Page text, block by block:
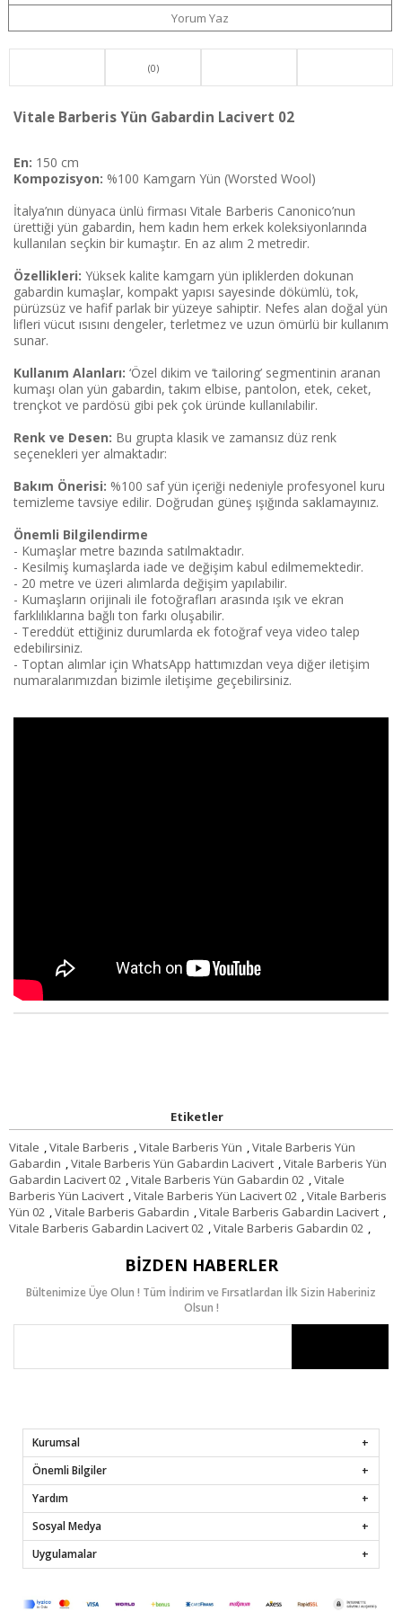
Yorum Yaz
(0)
Vitale Barberis Yün Gabardin Lacivert 02
En: 150 cm
Kompozisyon: %100 Kamgarn Yün (Worsted Wool)
İtalya’nın dünyaca ünlü firması Vitale Barberis Canonico’nun
ürettiği yün gabardin, hem kadın hem erkek koleksiyonlarında
kullanılan seçkin bir kumaştır. En az alım 2 metredir.
Özellikleri: Yüksek kalite kamgarn yün ipliklerden dokunan
gabardin kumaşlar, kompakt yapısı sayesinde dökümlü, tok,
pürüzsüz ve hafif parlak bir yüzeye sahiptir. Nefes alan doğal yün
lifleri vücut ısısını dengeler, terletmez ve uzun ömürlü bir kullanım
sunar.
Kullanım Alanları: ‘Özel dikim ve ‘tailoring’ segmentinin aranan
kumaşı olan yün gabardin, takım elbise, pantolon, etek, ceket,
trençkot ve pardösü gibi pek çok üründe kullanılabilir.
Renk ve Desen: Bu grupta klasik ve zamansız düz renk
seçenekleri yer almaktadır:
Bakım Önerisi: %100 saf yün içeriği nedeniyle profesyonel kuru
temizleme tavsiye edilir. Doğrudan güneş ışığında saklamayınız.
Önemli Bilgilendirme
- Kumaşlar metre bazında satılmaktadır.
- Kesilmiş kumaşlarda iade ve değişim kabul edilmemektedir.
- 20 metre ve üzeri alımlarda değişim yapılabilir.
- Kumaşların orijinali ile fotoğrafları arasında ışık ve ekran
farklılıklarına bağlı ton farkı oluşabilir.
- Tereddüt ettiğiniz durumlarda ek fotoğraf veya video talep
edebilirsiniz.
- Toptan alımlar için WhatsApp hattımızdan veya diğer iletişim
numaralarımızdan bizimle iletişime geçebilirsiniz.
Etiketler
Vitale ,Vitale Barberis ,Vitale Barberis Yün ,Vitale Barberis Yün
Gabardin ,Vitale Barberis Yün Gabardin Lacivert ,Vitale Barberis Yün
Gabardin Lacivert 02 ,Vitale Barberis Yün Gabardin 02 ,Vitale
Barberis Yün Lacivert ,Vitale Barberis Yün Lacivert 02 ,Vitale Barberis
Yün 02 ,Vitale Barberis Gabardin ,Vitale Barberis Gabardin Lacivert ,
Vitale Barberis Gabardin Lacivert 02 ,Vitale Barberis Gabardin 02 ,
BIZDEN HABERLER
Bültenimize Üye Olun ! Tüm İndirim ve Fırsatlardan İlk Sizin Haberiniz
Olsun !
Kurumsal
Önemli Bilgiler
Yardım
Sosyal Medya
Uygulamalar